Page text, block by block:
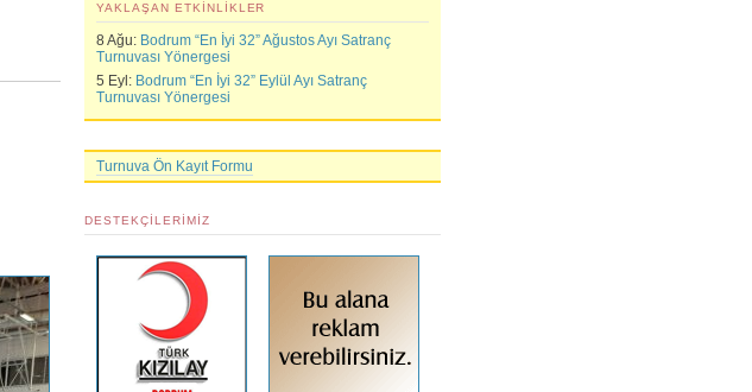
YAKLAŞAN ETKINLIKLER
8 Ağu: Bodrum “En İyi 32” Ağustos Ayı Satranç
Turnuvası Yönergesi
5 Eyl: Bodrum “En İyi 32” Eylül Ayı Satranç
Turnuvası Yönergesi
Turnuva Ön Kayıt Formu
DESTEKÇILERIMIZ